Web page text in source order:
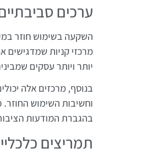
ערכים
השקעה בשימוש חוזר
מרכזי קניות שמדגישים
יותר ויותר עסקים
בנוסף, מרכזים אלה
וחשיבות השימוש
בהגברת המודעות
תמריצים